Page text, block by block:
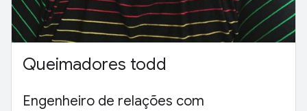
Queimadores todd
Engenheiro de relações com